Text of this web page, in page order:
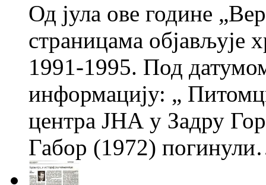
Од јула ове године
страницама објављује
1991-1995. Под
информацију: „
центра ЈНА у Задру
Габор (1972)